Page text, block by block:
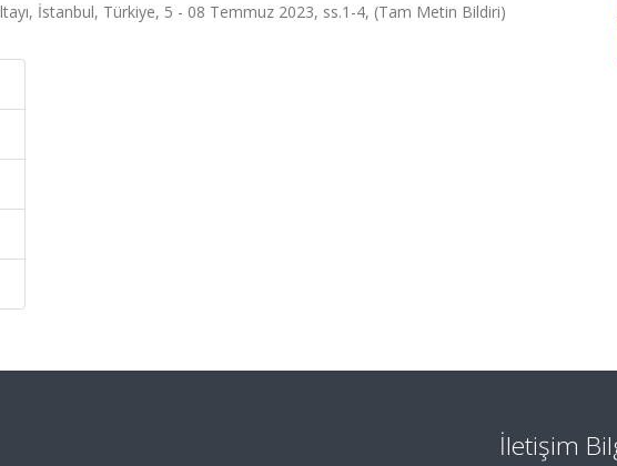
İstanbul, Türkiye, 5 - 08 Temmuz 2023, ss.1-4, (Tam Metin Bildiri)
İletişim